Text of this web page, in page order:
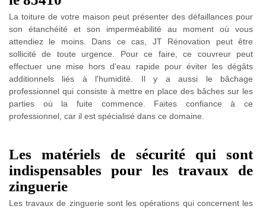
La toiture de votre maison peut présenter des défaillances pour
son étanchéité et son imperméabilité au moment où vous
attendiez le moins. Dans ce cas, JT Rénovation peut être
sollicité de toute urgence. Pour ce faire, ce couvreur peut
effectuer une mise hors d'eau rapide pour éviter les dégâts
additionnels liés à l'humidité. Il y a aussi le bâchage
professionnel qui consiste à mettre en place des bâches sur les
parties où la fuite commence. Faites confiance à ce
professionnel, car il est spécialisé dans ce domaine.
Les matériels de sécurité qui sont
indispensables pour les travaux de
zinguerie
Les travaux de zinguerie sont les opérations qui concernent les